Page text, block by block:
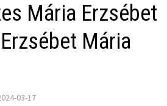
Mária Erzsébet
Mária
03-17